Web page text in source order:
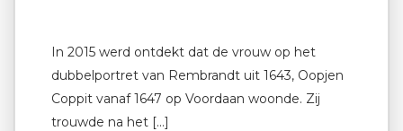
In 2015 werd ontdekt dat de vrouw op het
dubbelportret van Rembrandt uit 1643, Oopjen
Coppit vanaf 1647 op Voordaan woonde. Zij
trouwde na het […]